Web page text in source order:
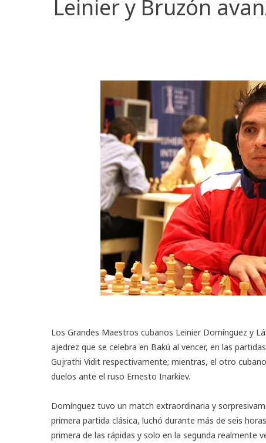
Leinier y Bruzón
Los Grandes Maestros cubanos Leinier Domínguez y
ajedrez que se celebra en Bakú al vencer, en las
Gujrathi Vidit respectivamente; mientras, el otro
duelos ante el ruso Ernesto Inarkiev.
Domínguez tuvo un match extraordinaria y
primera partida clásica, luchó durante más de seis
primera de las rápidas y solo en la segunda realmente